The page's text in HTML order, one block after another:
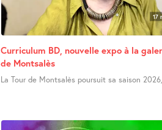
17
Curriculum BD, nouvelle expo à la
de Montsalès
La Tour de Montsalès poursuit sa saison